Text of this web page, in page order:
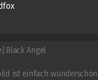
Black Angel
ist einfach